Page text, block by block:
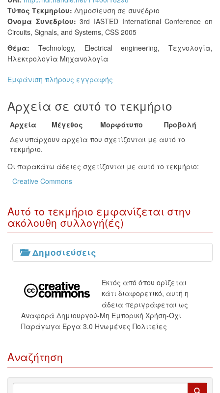
Τύπος Τεκμηρίου: Δημοσίευση σε συνέδριο
Όνομα Συνεδρίου: 3rd IASTED International Conference on
Circuits, Signals, and Systems, CSS 2005
Θέμα:
Technology, Electrical engineering, Τεχνολογία,
Ηλεκτρολογία Μηχανολογία
Εμφάνιση πλήρους εγγραφής
Αρχεία σε αυτό το τεκμήριο
Αρχεία Μέγεθος Μορφότυπο
Προβολή
Δεν υπάρχουν αρχεία που σχετίζονται με αυτό το
τεκμήριο.
Οι παρακάτω άδειες σχετίζονται με αυτό το τεκμήριο:
Creative Commons
Αυτό το τεκμήριο εμφανίζεται στην
ακόλουθη συλλογή(ές)
Δημοσιεύσεις
Εκτός από όπου ορίζεται
κάτι διαφορετικό, αυτή η
άδεια περιγράφεται ως
Αναφορά Δημιουργού-Μη Εμπορική Χρήση-Όχι
Παράγωγα Έργα 3.0 Ηνωμένες Πολιτείες
Αναζήτηση